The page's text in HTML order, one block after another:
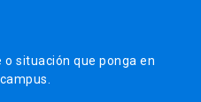
situación que ponga en